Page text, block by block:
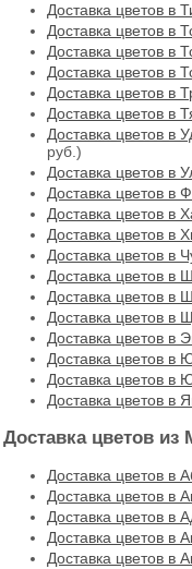
Доставка цветов в
Доставка цветов в
Доставка цветов в
Доставка цветов в
Доставка цветов в
Доставка цветов в
Доставка цветов в
руб.)
Доставка цветов в
Доставка цветов в
Доставка цветов в
Доставка цветов в
Доставка цветов в
Доставка цветов в
Доставка цветов в
Доставка цветов в
Доставка цветов в
Доставка цветов в
Доставка цветов в
Доставка цветов в
Доставка цветов из
Доставка цветов в
Доставка цветов в
Доставка цветов в
Доставка цветов в
Доставка цветов в